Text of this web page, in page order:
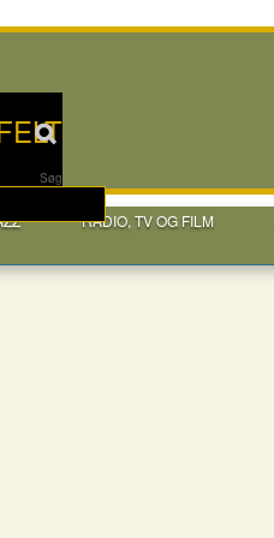
Søg
RADIO, TV OG FILM